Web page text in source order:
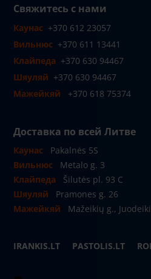
Свяжитесь с нами
Каунас +370 612 23057
Вильнюс +370 611 13441
Клайпеда +370 630 94467
Шяуляй +370 630 94467
Мажейкяй
+370 618 75374
Доставка по всей Литве
Каунас
Pakalnės 5S
Вильнюс
Metalo g. 3
Клайпеда
Šilutės pl. 93 C
Шяуляй
Pramones g. 26
Мажейкяй
Mažeikių g.,
IRANKIS.LT PASTOLIS.LT